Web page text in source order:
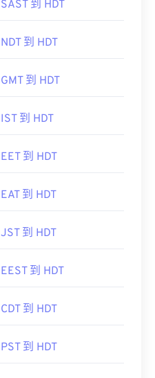
SAST 到 HDT
NDT 到 HDT
GMT 到 HDT
IST 到 HDT
EET 到 HDT
EAT 到 HDT
JST 到 HDT
EEST 到 HDT
CDT 到 HDT
PST 到 HDT